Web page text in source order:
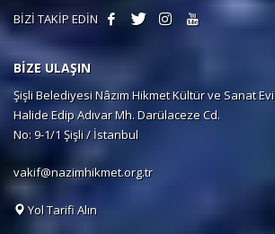
BİZİ TAKİP EDİN
BİZE ULAŞIN
Şişli Belediyesi Nâzım Hikmet Kültür ve Sanat Evi
Halide Edip Adıvar Mh. Darülaceze Cd.
No: 9-1/1 Şişli / İstanbul
vakif@nazimhikmet.org.tr
Yol Tarifi Alın